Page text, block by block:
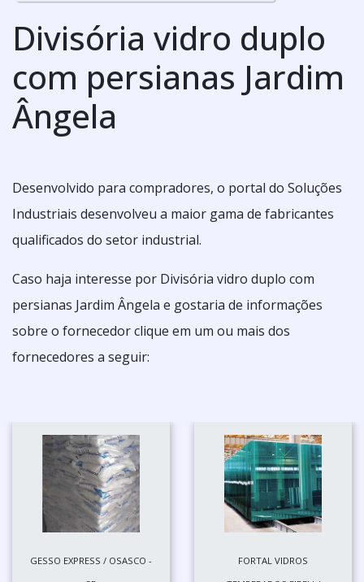
Divisória vidro duplo
com persianas Jardim
Ângela
Desenvolvido para compradores, o portal do Soluções
Industriais desenvolveu a maior gama de fabricantes
qualificados do setor industrial.
Caso haja interesse por Divisória vidro duplo com
persianas Jardim Ângela e gostaria de informações
sobre o fornecedor clique em um ou mais dos
fornecedores a seguir:
GESSO EXPRESS / OSASCO -
FORTAL VIDROS